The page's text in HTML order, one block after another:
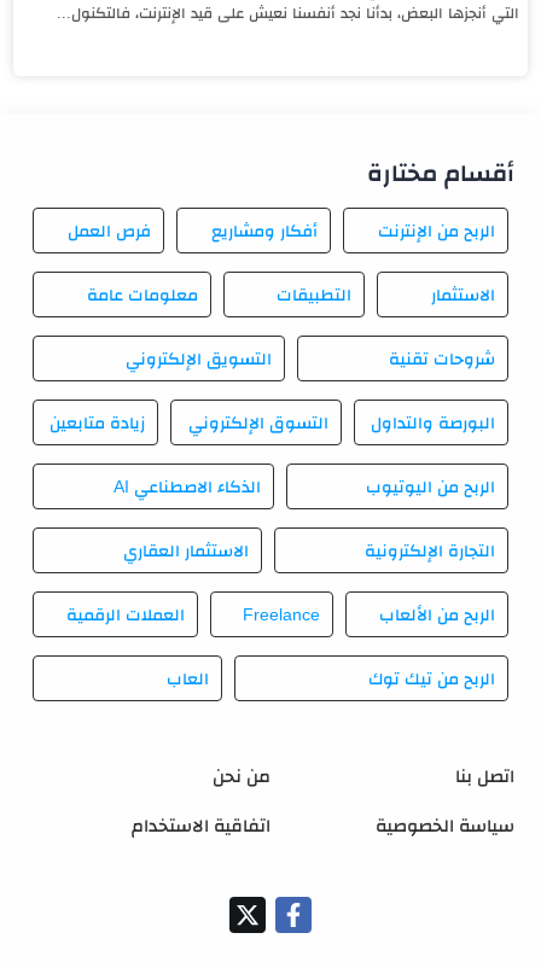
التي أنجزها البعض، بدأنا نجد أنفسنا نعيش على قيد الإنترنت، فالتكنول...
اتصل بنا من نحن
سياسة الخصوصية اتفاقية الاستخدام
أقسام مختارة
الربح من الإنترنت أفكار ومشاريع فرص العمل
الاستثمار التطبيقات معلومات عامة
شروحات تقنية التسويق الإلكتروني
البورصة والتداول التسوق الإلكتروني زيادة متابعين
الربح من اليوتيوب الذكاء الاصطناعي AI
التجارة الإلكترونية الاستثمار العقاري
الربح من الألعاب Freelance العملات الرقمية
الربح من تيك توك العاب